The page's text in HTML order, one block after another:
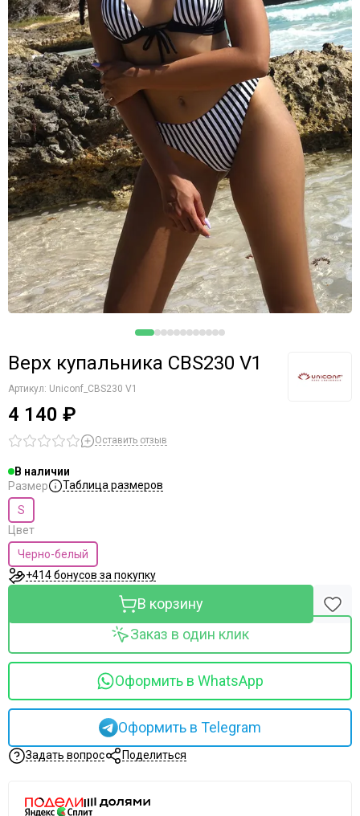
Верх купальника CBS230 V1
Артикул: Uniconf_CBS230 V1
4 140 ₽
Оставить отзыв
В наличии
Размер
Таблица размеров
S
Цвет
Черно-белый
+414 бонусов за покупку
В корзину
Заказ в один клик
Оформить в WhatsApp
Оформить в Telegram
Задать вопрос Поделиться